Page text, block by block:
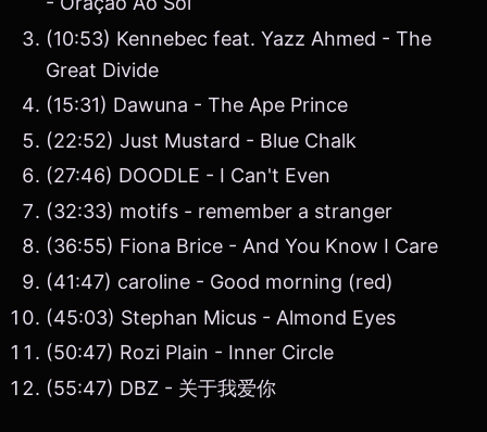
(10:53) Kennebec feat. Yazz Ahmed - The
Great Divide
(15:31) Dawuna - The Ape Prince
(22:52) Just Mustard - Blue Chalk
(27:46) DOODLE - I Can't Even
(32:33) motifs - remember a stranger
(36:55) Fiona Brice - And You Know I Care
(41:47) caroline - Good morning (red)
(45:03) Stephan Micus - Almond Eyes
(50:47) Rozi Plain - Inner Circle
(55:47) DBZ - 关于我爱你